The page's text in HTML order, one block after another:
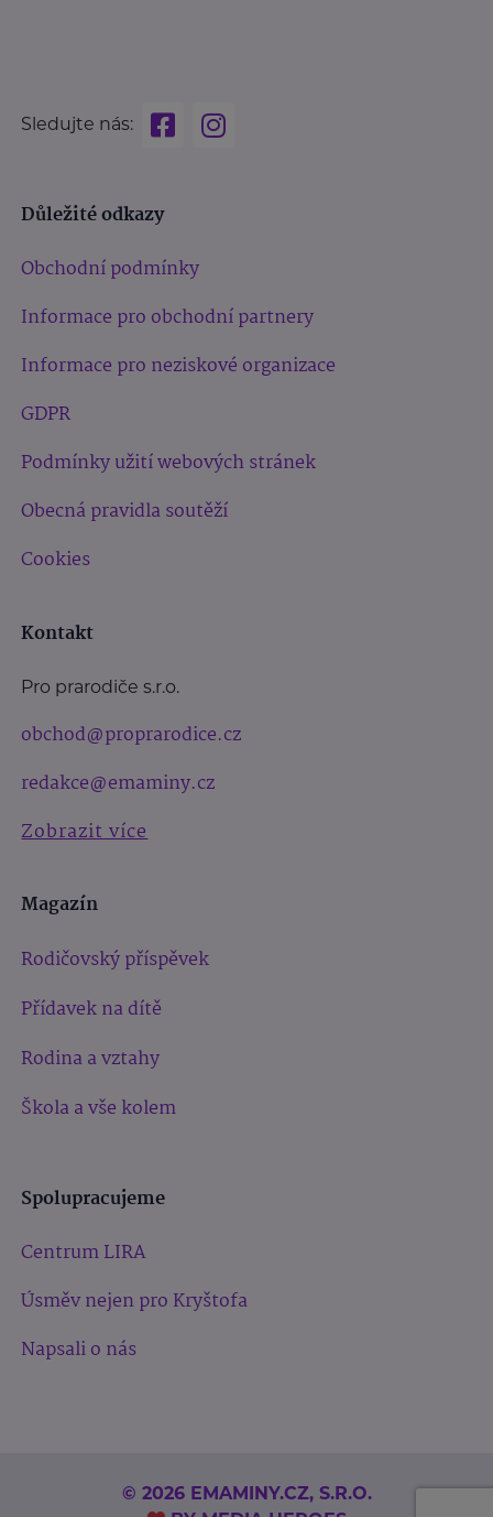
Sledujte nás:
Důležité odkazy
Obchodní podmínky
Informace pro obchodní partnery
Informace pro neziskové organizace
GDPR
Podmínky užití webových stránek
Obecná pravidla soutěží
Cookies
Kontakt
Pro prarodiče s.r.o.
obchod@proprarodice.cz
redakce@emaminy.cz
Zobrazit více
Magazín
Rodičovský příspěvek
Přídavek na dítě
Rodina a vztahy
Škola a vše kolem
Spolupracujeme
Centrum LIRA
Úsměv nejen pro Kryštofa
Napsali o nás
© 2026 EMAMINY.CZ, S.R.O.